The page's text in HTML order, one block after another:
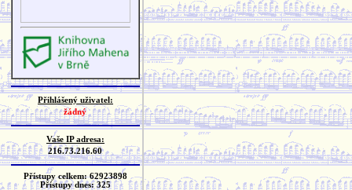
Přihlášený uživatel:
žádný
Vaše IP adresa:
216.73.216.60
Přístupy celkem: 62923898
Přístupy dnes: 325